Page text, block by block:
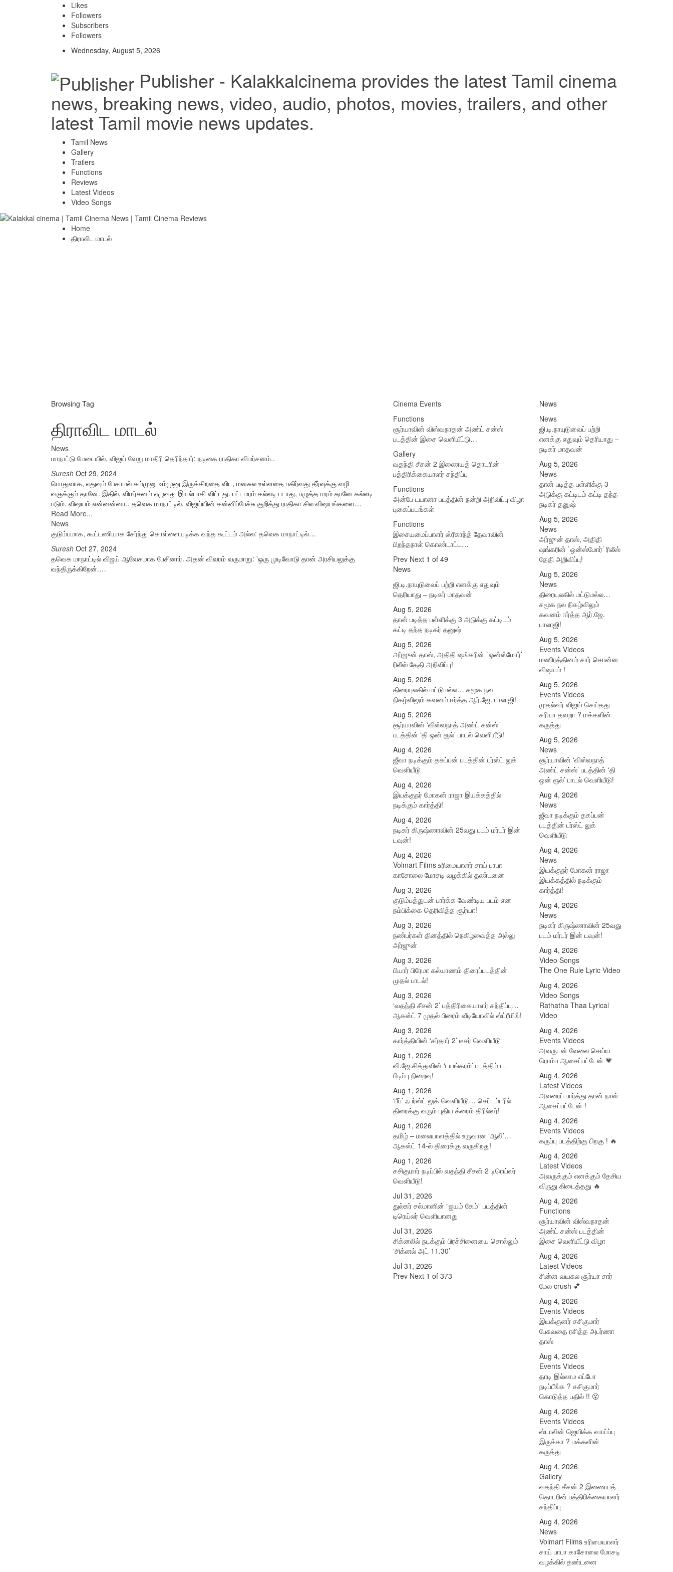
Likes
Followers
Subscribers
Followers
Wednesday, August 5, 2026
Publisher - Kalakkalcinema provides the latest Tamil cinema
news, breaking news, video, audio, photos, movies, trailers, and other
latest Tamil movie news updates.
Tamil News
Gallery
Trailers
Functions
Reviews
Latest Videos
Video Songs
Home
திராவிட மாடல்
Browsing Tag
திராவிட மாடல்
News
மாநாட்டு மேடையில், விஜய் வேறு மாதிரி தெரிந்தார்: நடிகை ராதிகா விமர்சனம்..
Suresh Oct 29, 2024
பொதுவாக, எதுவும் பேசாமல் கம்முனு உம்முனு இருக்கிறதை விட, மனசுல உள்ளதை பகிர்வது தீர்வுக்கு வழி
வகுக்கும் தானே. இதில், விமர்சனம் எழுவது இயல்பாகி விட்டது. பட்டமரம் கல்லடி படாது, பழுத்த மரம் தானே கல்லடி
படும். விஷயம் என்னன்னா.. தவெக மாநாட்டில், விஜய்யின் கன்னிப்பேச்சு குறித்து ராதிகா சில விஷயங்களை…
Read More...
News
குடும்பமாக, கூட்டணியாக சேர்ந்து கொள்ளையடிக்க வந்த கூட்டம் அல்ல: தவெக மாநாட்டில்…
Suresh Oct 27, 2024
தவெக மாநாட்டில் விஜய் ஆவேசமாக பேசினார். அதன் விவரம் வருமாறு: 'ஒரு முடிவோடு தான் அரசியலுக்கு
வந்திருக்கிறேன்.…
Cinema Events
Functions
சூர்யாவின் விஸ்வநாதன் அண்ட் சன்ஸ்
படத்தின் இசை வெளியீட்டு…
Gallery
வதந்தி சீசன் 2 இணையத் தொடரின்
பத்திரிக்கையாளர் சந்திப்பு
Functions
அன்பே டயானா படத்தின் நன்றி அறிவிப்பு விழா
புகைப்படங்கள்
Functions
இசையமைப்பாளர் ஸ்ரீகாந்த் தேவாவின்
பிறந்தநாள் கொண்டாட்ட…
Prev Next 1 of 49
News
ஜி.டி.நாயுடுவைப் பற்றி எனக்கு எதுவும்
தெரியாது – நடிகர் மாதவன்
Aug 5, 2026
தான் படித்த பள்ளிக்கு 3 அடுக்கு கட்டிடம்
கட்டி தந்த நடிகர் தனுஷ்
Aug 5, 2026
அர்ஜுன் தாஸ், அதிதி ஷங்கரின் `ஒன்ஸ்மோர்’
ரிலீஸ் தேதி அறிவிப்பு!
Aug 5, 2026
திரையுலகில் மட்டுமல்ல… சமூக நல
நிகழ்விலும் கவனம் ஈர்த்த ஆர்.ஜே. பாலாஜி!
Aug 5, 2026
சூர்யாவின் ‘விஸ்வநாத் அண்ட் சன்ஸ்’
படத்தின் ‘தி ஒன் ரூல்’ பாடல் வெளியீடு!
Aug 4, 2026
ஜீவா நடிக்கும் தகப்பன் படத்தின் பர்ஸ்ட் லுக்
வெளியீடு
Aug 4, 2026
இயக்குநர் மோகன் ராஜா இயக்கத்தில்
நடிக்கும் கார்த்தி!
Aug 4, 2026
நடிகர் கிருஷ்ணாவின் 25வது படம் மர்டர் இன்
டவுன்!
Aug 4, 2026
Volmart Films உரிமையாளர் சாய் பாபா
காசோலை மோசடி வழக்கில் தண்டனை
Aug 3, 2026
குடும்பத்துடன் பார்க்க வேண்டிய படம் என
நம்பிக்கை தெரிவித்த சூர்யா!
Aug 3, 2026
நண்பர்கள் தினத்தில் நெகிழவைத்த அல்லு
அர்ஜுன்
Aug 3, 2026
பியார் பிரேமா கல்யாணம் திரைப்படத்தின்
முதல் பாடல்!
Aug 3, 2026
‘வதந்தி சீசன் 2’ பத்திரிகையாளர் சந்திப்பு…
ஆகஸ்ட் 7 முதல் பிரைம் வீடியோவில் ஸ்ட்ரீமிங்!
Aug 3, 2026
கார்த்தியின் ‘சர்தார் 2’ டீசர் வெளியீடு
Aug 1, 2026
வி.ஜே.சித்துவின் ‘டயங்கரம்’ படத்திம் பட
பிடிப்பு நிறைவு!
Aug 1, 2026
‘பீப்’ ஃபர்ஸ்ட் லுக் வெளியீடு… செப்டம்பரில்
திரைக்கு வரும் புதிய க்ரைம் திரில்லர்!
Aug 1, 2026
தமிழ் – மலையாளத்தில் உருவான ‘ஆலி’…
ஆகஸ்ட் 14-ல் திரைக்கு வருகிறது!
Aug 1, 2026
சசிகுமார் நடிப்பில் வதந்தி சீசன் 2 டிரெய்லர்
வெளியீடு!
Jul 31, 2026
துல்கர் சல்மானின் “ஐயம் கேம்” படத்தின்
டிரெய்லர் வெளியானது
Jul 31, 2026
சிக்​னலில் நடக்​கும் பிரச்சினையை சொல்​லும்
‘சிக்னல் அட் 11.30’
Jul 31, 2026
Prev Next 1 of 373
News
News
ஜி.டி.நாயுடுவைப் பற்றி
எனக்கு எதுவும் தெரியாது –
நடிகர் மாதவன்
Aug 5, 2026
News
தான் படித்த பள்ளிக்கு 3
அடுக்கு கட்டிடம் கட்டி தந்த
நடிகர் தனுஷ்
Aug 5, 2026
News
அர்ஜுன் தாஸ், அதிதி
ஷங்கரின் `ஒன்ஸ்மோர்’ ரிலீஸ்
தேதி அறிவிப்பு!
Aug 5, 2026
News
திரையுலகில் மட்டுமல்ல…
சமூக நல நிகழ்விலும்
கவனம் ஈர்த்த ஆர்.ஜே.
பாலாஜி!
Aug 5, 2026
Events Videos
மணிரத்தினம் சார் சொன்ன
விஷயம் !
Aug 5, 2026
Events Videos
முதல்வர் விஜய் செய்தது
சரியா தவறா ? மக்களின்
கருத்து
Aug 5, 2026
News
சூர்யாவின் ‘விஸ்வநாத்
அண்ட் சன்ஸ்’ படத்தின் ‘தி
ஒன் ரூல்’ பாடல் வெளியீடு!
Aug 4, 2026
News
ஜீவா நடிக்கும் தகப்பன்
படத்தின் பர்ஸ்ட் லுக்
வெளியீடு
Aug 4, 2026
News
இயக்குநர் மோகன் ராஜா
இயக்கத்தில் நடிக்கும்
கார்த்தி!
Aug 4, 2026
News
நடிகர் கிருஷ்ணாவின் 25வது
படம் மர்டர் இன் டவுன்!
Aug 4, 2026
Video Songs
The One Rule Lyric Video
Aug 4, 2026
Video Songs
Rathatha Thaa Lyrical
Video
Aug 4, 2026
Events Videos
அவருடன் வேலை செய்ய
ரொம்ப ஆசைப்பட்டேன் 💗
Aug 4, 2026
Latest Videos
அவரைப் பார்த்து தான் நான்
ஆசைப்பட்டேன் !
Aug 4, 2026
Events Videos
கருப்பு படத்திற்கு பிறகு ! 🔥
Aug 4, 2026
Latest Videos
அவருக்கும் எனக்கும் தேசிய
விருது கிடைத்தது 🔥
Aug 4, 2026
Functions
சூர்யாவின் விஸ்வநாதன்
அண்ட் சன்ஸ் படத்தின்
இசை வெளியீட்டு விழா
Aug 4, 2026
Latest Videos
சின்ன வயசுல சூர்யா சார்
மேல crush 💕
Aug 4, 2026
Events Videos
இயக்குனர் சசிகுமார்
பேசுவதை ரசித்த அபர்ணா
தாஸ்
Aug 4, 2026
Events Videos
தாடி இல்லாம எப்போ
நடிப்பீங்க ? சசிகுமார்
கொடுத்த பதில் !! 😮
Aug 4, 2026
Events Videos
ஸ்டாலின் ஜெயிக்க வாய்ப்பு
இருக்கா ? மக்களின்
கருத்து
Aug 4, 2026
Gallery
வதந்தி சீசன் 2 இணையத்
தொடரின் பத்திரிக்கையாளர்
சந்திப்பு
Aug 4, 2026
News
Volmart Films உரிமையாளர்
சாய் பாபா காசோலை மோசடி
வழக்கில் தண்டனை